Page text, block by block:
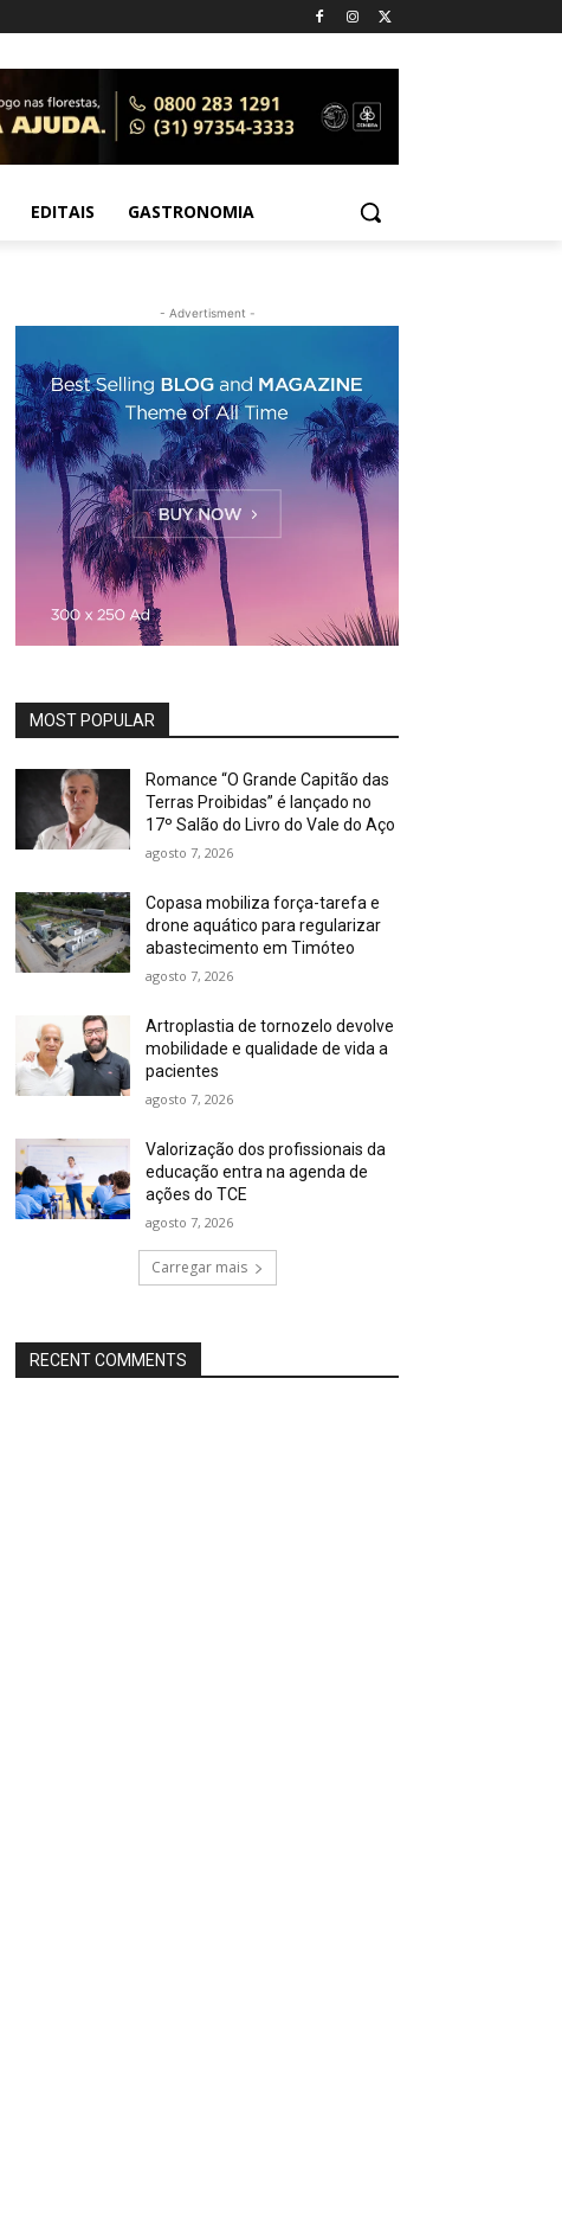
EDITAIS GASTRONOMIA
- Advertisment -
MOST POPULAR
Romance “O Grande Capitão das
Terras Proibidas” é lançado no
17º Salão do Livro do Vale do Aço
agosto 7, 2026
Copasa mobiliza força-tarefa e
drone aquático para regularizar
abastecimento em Timóteo
agosto 7, 2026
Artroplastia de tornozelo devolve
mobilidade e qualidade de vida a
pacientes
agosto 7, 2026
Valorização dos profissionais da
educação entra na agenda de
ações do TCE
agosto 7, 2026
Carregar mais
RECENT COMMENTS